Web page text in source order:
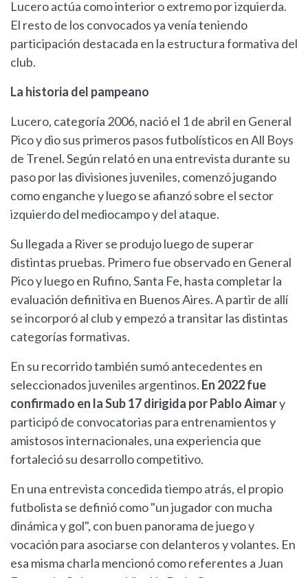
Lucero actúa como interior o extremo por izquierda.
El resto de los convocados ya venía teniendo
participación destacada en la estructura formativa del
club.
La historia del pampeano
Lucero, categoría 2006, nació el 1 de abril en General
Pico y dio sus primeros pasos futbolísticos en All Boys
de Trenel. Según relató en una entrevista durante su
paso por las divisiones juveniles, comenzó jugando
como enganche y luego se afianzó sobre el sector
izquierdo del mediocampo y del ataque.
Su llegada a River se produjo luego de superar
distintas pruebas. Primero fue observado en General
Pico y luego en Rufino, Santa Fe, hasta completar la
evaluación definitiva en Buenos Aires. A partir de allí
se incorporó al club y empezó a transitar las distintas
categorías formativas.
En su recorrido también sumó antecedentes en
seleccionados juveniles argentinos. En 2022 fue
confirmado en la Sub 17 dirigida por Pablo Aimary
participó de convocatorias para entrenamientos y
amistosos internacionales, una experiencia que
fortaleció su desarrollo competitivo.
En una entrevista concedida tiempo atrás, el propio
futbolista se definió como "un jugador con mucha
dinámica y gol", con buen panorama de juego y
vocación para asociarse con delanteros y volantes. En
esa misma charla mencionó como referentes a Juan